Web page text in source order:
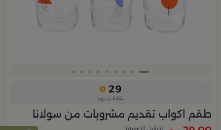
29
نقاط جــــود
طقم اكواب تقديم مشروبات من سولانا
(شامل الضريبة)